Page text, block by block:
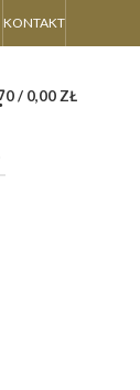
KONTAKT
0/ 0,00 ZŁ